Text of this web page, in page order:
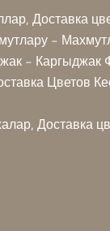
Доставка
-
- Каргыджак
Цветов
Доставка